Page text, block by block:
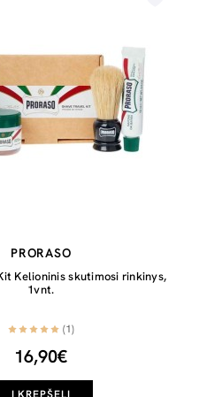
PRORASO
Kelioninis skutimosi rinkinys,
1vnt.
(1)
16,90€